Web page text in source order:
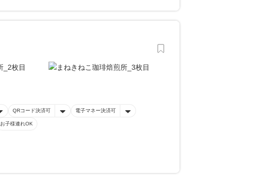
QRコード決済可 電子マネー決済可
お子様連れOK